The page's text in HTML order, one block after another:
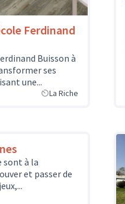
Ferdinand
Buisson à
ses
une...
La Riche
sont à la
et passer de